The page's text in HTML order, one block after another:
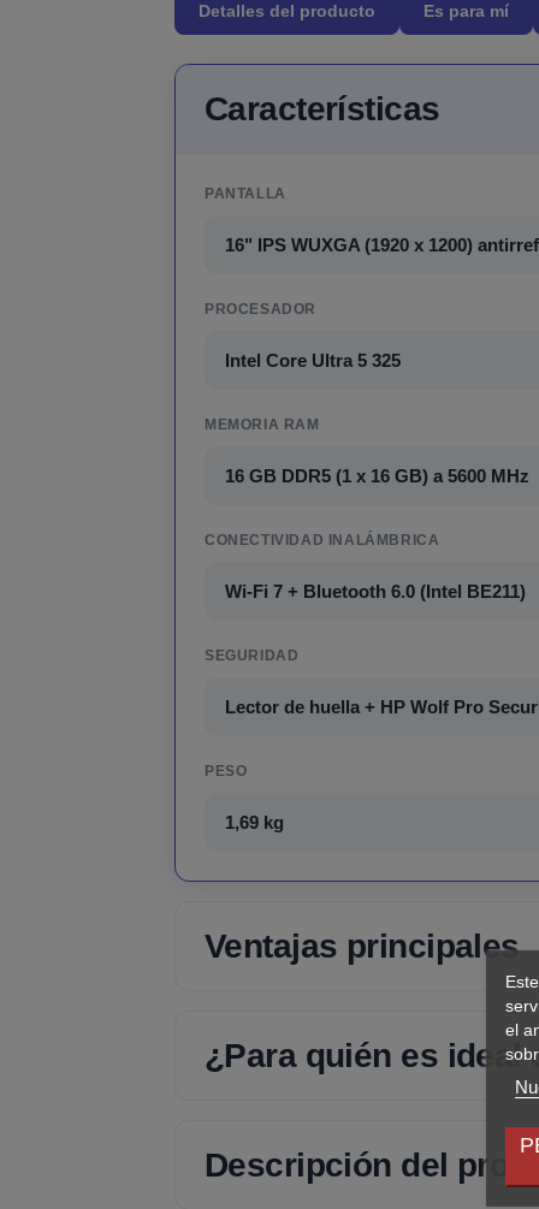
el
Detalles del producto Es para mí
Características
PANTALLA
16" IPS WUXGA (1920 x 1200)
PROCESADOR
Intel Core Ultra 5 325
MEMORIA RAM
16 GB DDR5 (1 x 16 GB) a 5600 MHz
CONECTIVIDAD INALÁMBRICA
Wi-Fi 7 + Bluetooth 6.0 (Intel BE211)
SEGURIDAD
Lector de huella + HP Wolf Pro
PESO
1,69 kg
Ventajas principales
¿Para quién es ideal
Descripción del